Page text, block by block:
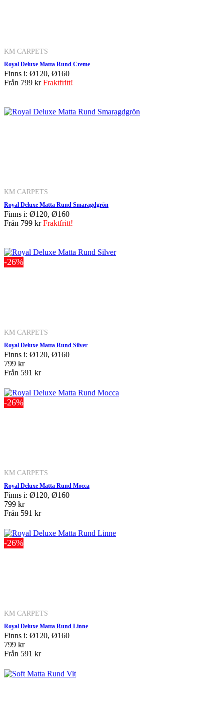
KM CARPETS
Royal Deluxe Matta Rund Creme
Finns i: Ø120, Ø160
Från 799 krFraktfritt!
KM CARPETS
Royal Deluxe Matta Rund Smaragdgrön
Finns i: Ø120, Ø160
Från 799 krFraktfritt!
-26%
KM CARPETS
Royal Deluxe Matta Rund Silver
Finns i: Ø120, Ø160
799 kr
Från 591 kr
-26%
KM CARPETS
Royal Deluxe Matta Rund Mocca
Finns i: Ø120, Ø160
799 kr
Från 591 kr
-26%
KM CARPETS
Royal Deluxe Matta Rund Linne
Finns i: Ø120, Ø160
799 kr
Från 591 kr